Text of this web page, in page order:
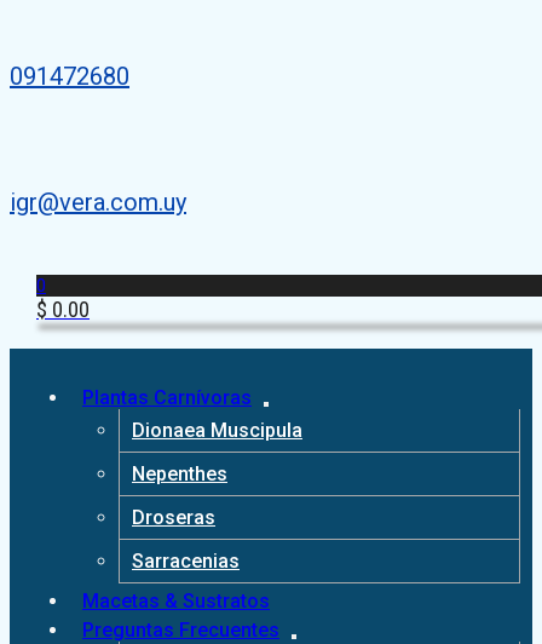
091472680
igr@vera.com.uy
0
$ 0.00
Plantas Carnívoras
Dionaea Muscipula
Nepenthes
Droseras
Sarracenias
Macetas & Sustratos
Preguntas Frecuentes